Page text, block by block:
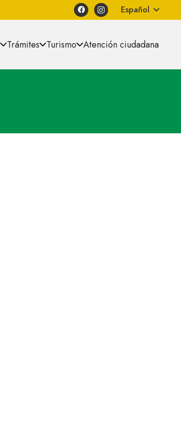
Español
Trámites Turismo Atención ciudadana